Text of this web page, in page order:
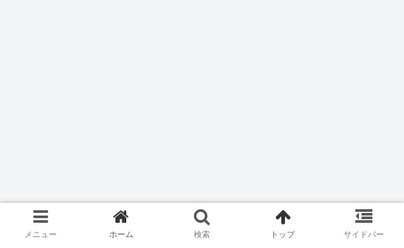
メニュー ホーム 検索 トップ サイドバー